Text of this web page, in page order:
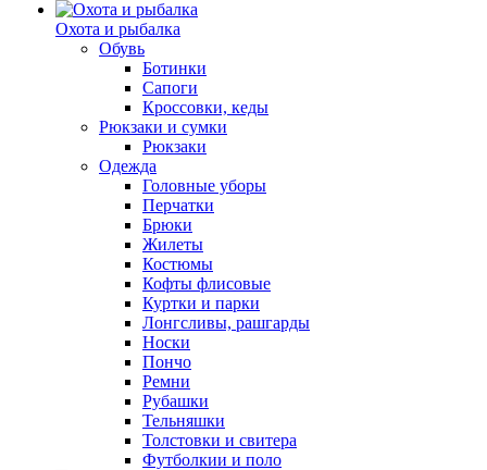
Охота и рыбалка
Обувь
Ботинки
Сапоги
Кроссовки, кеды
Рюкзаки и сумки
Рюкзаки
Одежда
Головные уборы
Перчатки
Брюки
Жилеты
Костюмы
Кофты флисовые
Куртки и парки
Лонгсливы, рашгарды
Носки
Пончо
Ремни
Рубашки
Тельняшки
Толстовки и свитера
Футболкии и поло